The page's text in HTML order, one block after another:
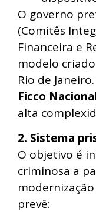
O governo
(Comitês
Financeira e
modelo
Rio de
Ficco Nacional
alta
2. Sistema
O objetivo é
criminosa a
prevê: